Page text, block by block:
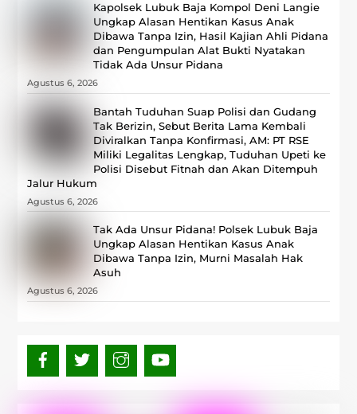
Kapolsek Lubuk Baja Kompol Deni Langie
Ungkap Alasan Hentikan Kasus Anak
Dibawa Tanpa Izin, Hasil Kajian Ahli Pidana
dan Pengumpulan Alat Bukti Nyatakan
Tidak Ada Unsur Pidana
Agustus 6, 2026
Bantah Tuduhan Suap Polisi dan Gudang
Tak Berizin, Sebut Berita Lama Kembali
Diviralkan Tanpa Konfirmasi, ‎AM: PT RSE
Miliki Legalitas Lengkap, Tuduhan Upeti ke
Polisi Disebut Fitnah dan Akan Ditempuh
Jalur Hukum
Agustus 6, 2026
Tak Ada Unsur Pidana! Polsek Lubuk Baja
Ungkap Alasan Hentikan Kasus Anak
Dibawa Tanpa Izin, Murni Masalah Hak
Asuh
Agustus 6, 2026